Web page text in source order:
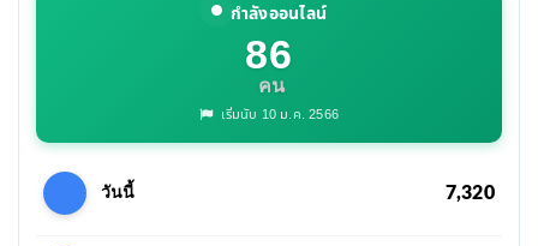
กำลังออนไลน์
86
คน
เริ่มนับ 10 ม.ค. 2566
วันนี้ 7,320